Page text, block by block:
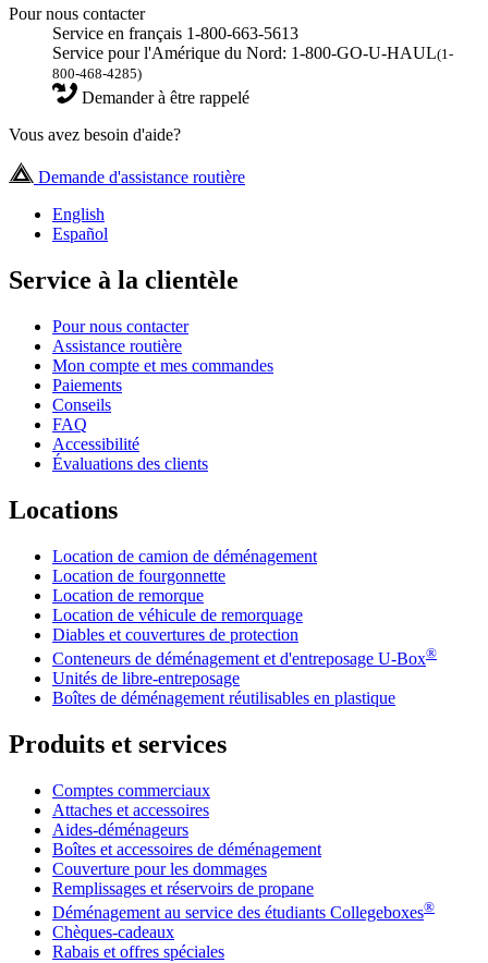
Pour nous contacter
Service en français 1-800-663-5613
Service pour l'Amérique du Nord: 1-800-GO-U-HAUL(1-
800-468-4285)
Demander à être rappelé
Vous avez besoin d'aide?
Demande d'assistance routière
English
Español
Service à la clientèle
Pour nous contacter
Assistance routière
Mon compte et mes commandes
Paiements
Conseils
FAQ
Accessibilité
Évaluations des clients
Locations
Location de camion de déménagement
Location de fourgonnette
Location de remorque
Location de véhicule de remorquage
Diables et couvertures de protection
Conteneurs de déménagement et d'entreposage U-Box®
Unités de libre-entreposage
Boîtes de déménagement réutilisables en plastique
Produits et services
Comptes commerciaux
Attaches et accessoires
Aides-déménageurs
Boîtes et accessoires de déménagement
Couverture pour les dommages
Remplissages et réservoirs de propane
Déménagement au service des étudiants Collegeboxes®
Chèques-cadeaux
Rabais et offres spéciales